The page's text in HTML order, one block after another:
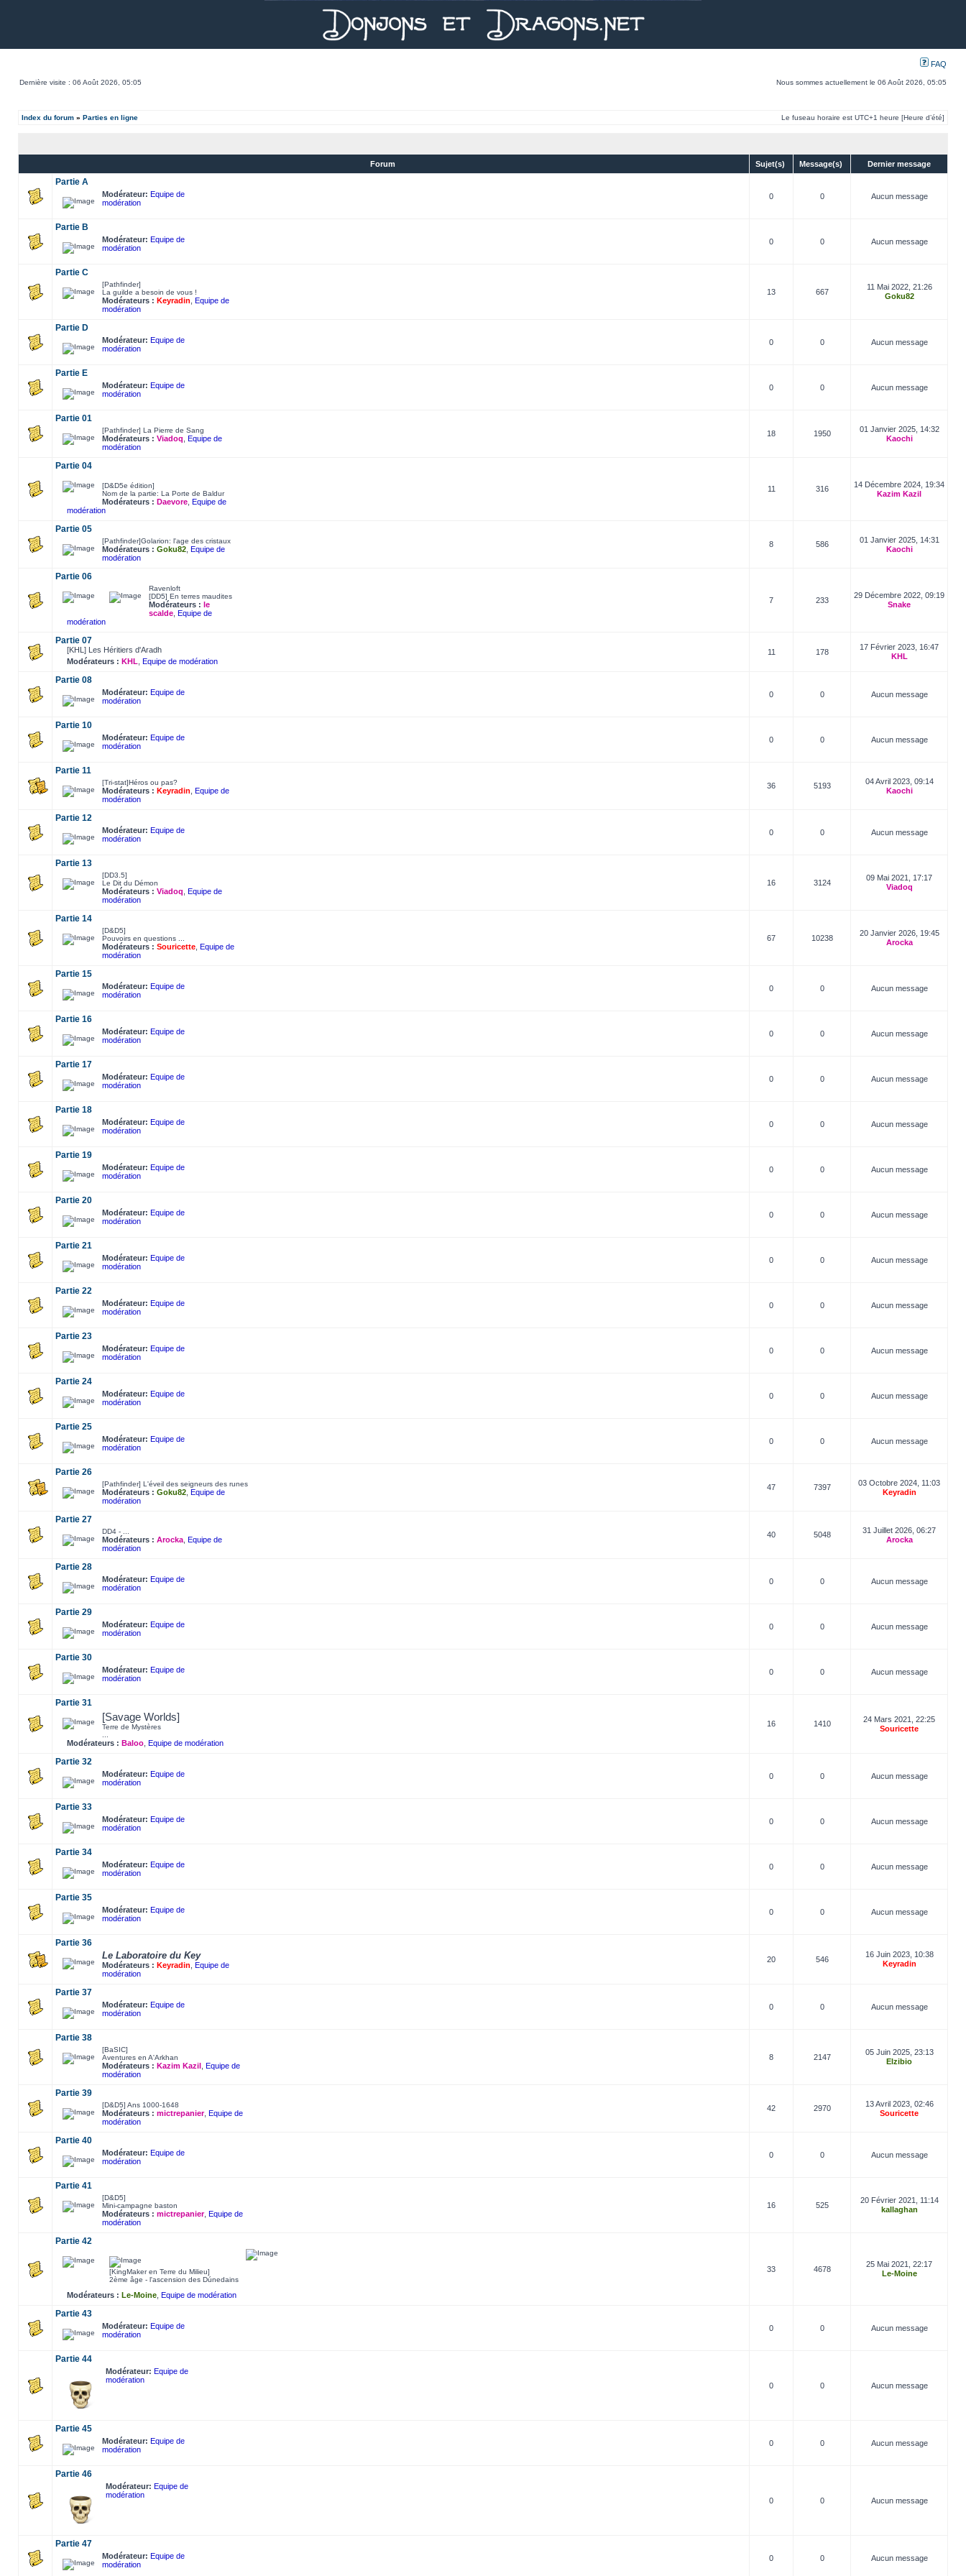
FAQ
Dernière visite : 06 Août 2026, 05:05 Nous sommes actuellement le 06 Août 2026, 05:05
Index du forum » Parties en ligne Le fuseau horaire est UTC+1 heure [Heure d’été]
Forum Sujet(s) Message(s) Dernier message
Partie A
Modérateur: Equipe de
modération
0 0 Aucun message
Partie B
Modérateur: Equipe de
modération
0 0 Aucun message
Partie C
[Pathfinder]
La guilde a besoin de vous !
Modérateurs : Keyradin Equipe de
modération
13 667
11 Mai 2022, 21:26
Goku82
Partie D
Modérateur: Equipe de
modération
0 0 Aucun message
Partie E
Modérateur: Equipe de
modération
0 0 Aucun message
Partie 01
[Pathfinder] La Pierre de Sang
Modérateurs : Viadoq Equipe de
modération
18 1950
01 Janvier 2025, 14:32
Kaochi
Partie 04
[D&D5e édition]
Nom de la partie: La Porte de Baldur
Modérateurs : Daevore Equipe de
modération
11 316
14 Décembre 2024, 19:34
Kazim Kazil
Partie 05
[Pathfinder]Golarion: l'age des cristaux
Modérateurs : Goku82 Equipe de
modération
8 586
01 Janvier 2025, 14:31
Kaochi
Partie 06
Ravenloft
[DD5] En terres maudites
Modérateurs : le
scalde Equipe de
modération
7 233
29 Décembre 2022, 09:19
Snake
Partie 07
[KHL] Les Héritiers d'Aradh
Modérateurs : KHL Equipe de modération
11 178
17 Février 2023, 16:47
KHL
Partie 08
Modérateur: Equipe de
modération
0 0 Aucun message
Partie 10
Modérateur: Equipe de
modération
0 0 Aucun message
Partie 11
[Tri-stat]Héros ou pas?
Modérateurs : Keyradin Equipe de
modération
36 5193
04 Avril 2023, 09:14
Kaochi
Partie 12
Modérateur: Equipe de
modération
0 0 Aucun message
Partie 13
[DD3.5]
Le Dit du Démon
Modérateurs : Viadoq Equipe de
modération
16 3124
09 Mai 2021, 17:17
Viadoq
Partie 14
[D&D5]
Pouvoirs en questions ...
Modérateurs : Souricette Equipe de
modération
67 10238
20 Janvier 2026, 19:45
Arocka
Partie 15
Modérateur: Equipe de
modération
0 0 Aucun message
Partie 16
Modérateur: Equipe de
modération
0 0 Aucun message
Partie 17
Modérateur: Equipe de
modération
0 0 Aucun message
Partie 18
Modérateur: Equipe de
modération
0 0 Aucun message
Partie 19
Modérateur: Equipe de
modération
0 0 Aucun message
Partie 20
Modérateur: Equipe de
modération
0 0 Aucun message
Partie 21
Modérateur: Equipe de
modération
0 0 Aucun message
Partie 22
Modérateur: Equipe de
modération
0 0 Aucun message
Partie 23
Modérateur: Equipe de
modération
0 0 Aucun message
Partie 24
Modérateur: Equipe de
modération
0 0 Aucun message
Partie 25
Modérateur: Equipe de
modération
0 0 Aucun message
Partie 26
[Pathfinder] L'éveil des seigneurs des runes
Modérateurs : Goku82 Equipe de
modération
47 7397
03 Octobre 2024, 11:03
Keyradin
Partie 27
DD4 - ...
Modérateurs : Arocka Equipe de
modération
40 5048
31 Juillet 2026, 06:27
Arocka
Partie 28
Modérateur: Equipe de
modération
0 0 Aucun message
Partie 29
Modérateur: Equipe de
modération
0 0 Aucun message
Partie 30
Modérateur: Equipe de
modération
0 0 Aucun message
Partie 31
[Savage Worlds]
Terre de Mystères
Modérateurs : Baloo Equipe de modération
16 1410
24 Mars 2021, 22:25
Souricette
Partie 32
Modérateur: Equipe de
modération
0 0 Aucun message
Partie 33
Modérateur: Equipe de
modération
0 0 Aucun message
Partie 34
Modérateur: Equipe de
modération
0 0 Aucun message
Partie 35
Modérateur: Equipe de
modération
0 0 Aucun message
Partie 36
Le Laboratoire du Key
Modérateurs : Keyradin Equipe de
modération
20 546
16 Juin 2023, 10:38
Keyradin
Partie 37
Modérateur: Equipe de
modération
0 0 Aucun message
Partie 38
[BaSIC]
Aventures en A'Arkhan
Modérateurs : Kazim Kazil Equipe de
modération
8 2147
05 Juin 2025, 23:13
Elzibio
Partie 39
[D&D5] Ans 1000-1648
Modérateurs : mictrepanier, Equipe de
modération
42 2970
13 Avril 2023, 02:46
Souricette
Partie 40
Modérateur: Equipe de
modération
0 0 Aucun message
Partie 41
[D&D5]
Mini-campagne baston
Modérateurs : mictrepanier, Equipe de
modération
16 525
20 Février 2021, 11:14
kallaghan
Partie 42
[KingMaker en Terre du Milieu]
2ème âge - l'ascension des Dúnedains
Modérateurs : Le-Moine Equipe de modération
33 4678
25 Mai 2021, 22:17
Le-Moine
Partie 43
Modérateur: Equipe de
modération
0 0 Aucun message
Partie 44
Modérateur: Equipe de
modération
0 0 Aucun message
Partie 45
Modérateur: Equipe de
modération
0 0 Aucun message
Partie 46
Modérateur: Equipe de
modération
0 0 Aucun message
Partie 47
Modérateur: Equipe de
modération
0 0 Aucun message